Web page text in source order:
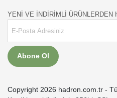
YENİ VE İNDİRİMLİ ÜRÜNLERDEN
Abone Ol
Copyright 2026 hadron.com.tr -